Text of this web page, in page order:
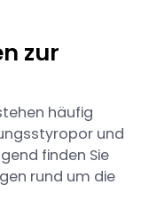
zur
häufig
und
finden Sie
rund um die